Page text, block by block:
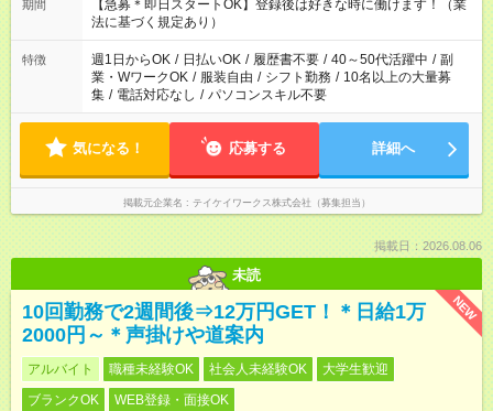
期間
【急募＊即日スタートOK】登録後は好きな時に働けます！（業
法に基づく規定あり）
特徴 週1日からOK / 日払いOK / 履歴書不要 / 40～50代活躍中 / 副
業・WワークOK / 服装自由 / シフト勤務 / 10名以上の大量募
集 / 電話対応なし / パソコンスキル不要
気になる！ 応募する 詳細へ
掲載元企業名 テイケイワークス株式会社（募集担当）
掲載日：2026.08.06
未読
NEW
10回勤務で2週間後⇒12万円GET！＊日給1万
2000円～＊声掛けや道案内
アルバイト 職種未経験OK 社会人未経験OK
大学生歓迎
ブランクOK
WEB登録・面接OK